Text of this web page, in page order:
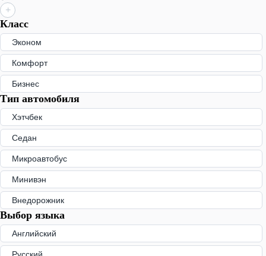
+
Класс
Эконом
Комфорт
Бизнес
Тип автомобиля
Хэтчбек
Седан
Микроавтобус
Минивэн
Внедорожник
Выбор языка
Английский